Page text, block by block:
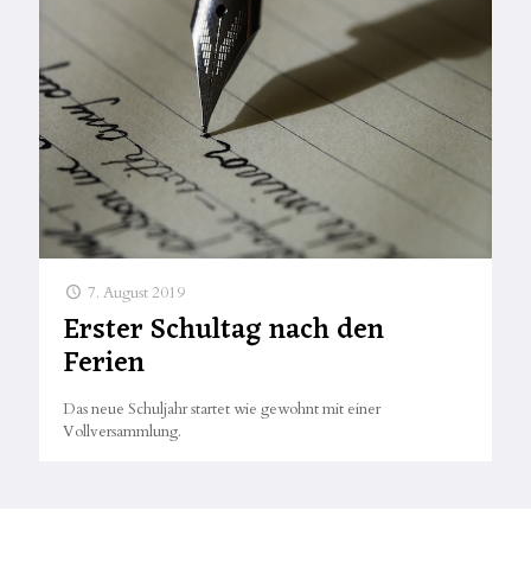
7. August 2019
Erster Schultag nach den
Ferien
Das neue Schuljahr startet wie gewohnt mit einer
Vollversammlung.